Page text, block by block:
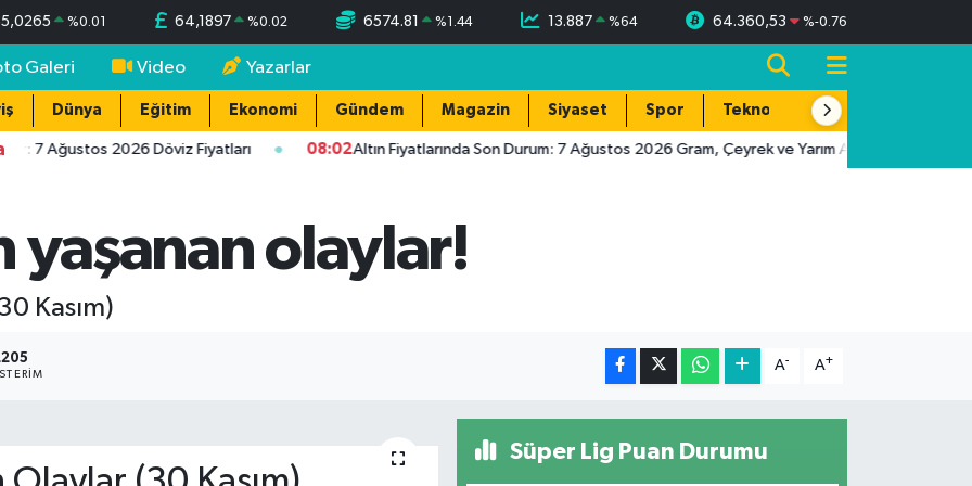
%0.01 64,1897 %0.02 6574.81 %1.44 13.887 %64 64.360,53 %-0.76
Galeri Video Yazarlar
Dünya Eğitim Ekonomi Gündem Magazin Siyaset Spor Teknoloji
7 Ağustos 2026 Döviz Fiyatları 08:02Altın Fiyatlarında Son Durum: 7 Ağustos 2026 Gram, Çeyrek ve Yarım Altın Fiyatları
yaşanan olaylar!
Kasım)
A- A+
Süper Lig Puan Durumu